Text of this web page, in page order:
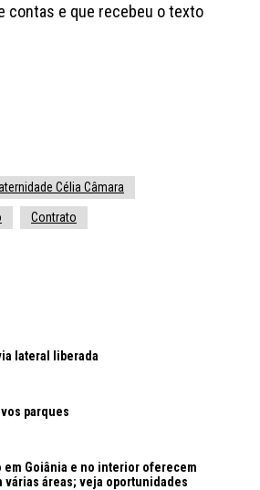
contas e que recebeu o texto
Célia Câmara
Contrato
lateral liberada
parques
em Goiânia e no interior oferecem
várias áreas; veja oportunidades